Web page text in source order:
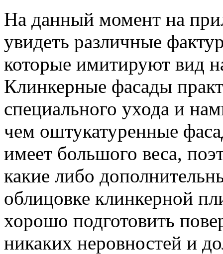
На данный момент на
увидеть различные
которые имитируют вид
Клинкерные фасады
специального ухода и
чем оштукатуренные
имеет большого веса,
какие либо
облицовке клинкерной
хорошо подготовить
никаких неровностей и